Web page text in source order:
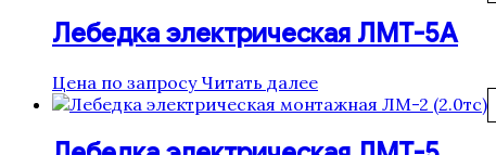
Лебедка электрическая ЛМТ-5А
Цена по запросу Читать далее